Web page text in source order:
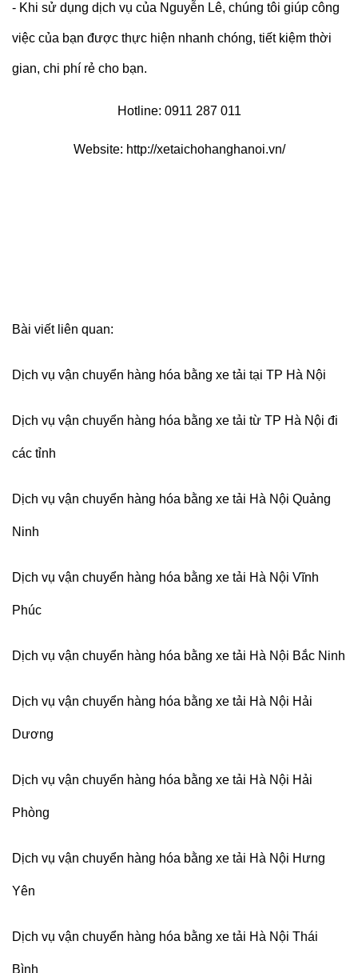
- Khi sử dụng dịch vụ của Nguyễn Lê, chúng tôi giúp công
việc của bạn được thực hiện nhanh chóng, tiết kiệm thời
gian, chi phí rẻ cho bạn.
Hotline: 0911 287 011
Website: http://xetaichohanghanoi.vn/
Bài viết liên quan:
Dịch vụ vận chuyển hàng hóa bằng xe tải tại TP Hà Nội
Dịch vụ vận chuyển hàng hóa bằng xe tải từ TP Hà Nội đi
các tỉnh
Dịch vụ vận chuyển hàng hóa bằng xe tải Hà Nội Quảng
Ninh
Dịch vụ vận chuyển hàng hóa bằng xe tải Hà Nội Vĩnh
Phúc
Dịch vụ vận chuyển hàng hóa bằng xe tải Hà Nội Bắc Ninh
Dịch vụ vận chuyển hàng hóa bằng xe tải Hà Nội Hải
Dương
Dịch vụ vận chuyển hàng hóa bằng xe tải Hà Nội Hải
Phòng
Dịch vụ vận chuyển hàng hóa bằng xe tải Hà Nội Hưng
Yên
Dịch vụ vận chuyển hàng hóa bằng xe tải Hà Nội Thái
Bình